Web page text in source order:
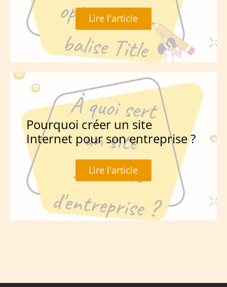
Lire l'article
Pourquoi créer un site
Internet pour son entreprise ?
Lire l'article